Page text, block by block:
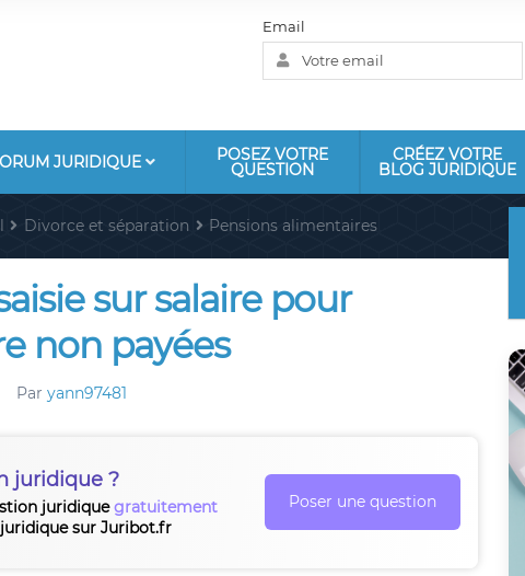
Email
JURIDIQUE POSEZ VOTRE
QUESTION
CRÉEZ VOTRE
BLOG JURIDIQUE
Divorce et séparation Pensions alimentaires
sur salaire pour
non payées
Par yann97481
juridique ?
juridiquegratuitement
sur Juribot.fr
Poser une question